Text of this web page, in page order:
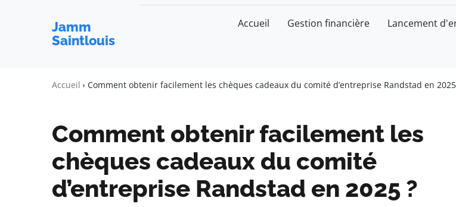
Jamm
Saintlouis
Accueil Gestion financière Lancement
Accueil Comment obtenir facilement les chèques cadeaux du comité d’entreprise Randstad en
Comment obtenir facilement les
chèques cadeaux du comité
d’entreprise Randstad en 2025 ?